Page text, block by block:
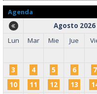
Agenda
Agosto 2026
Lun
Mar Mie Jue
3
4 5 6 7
10
11 12 13